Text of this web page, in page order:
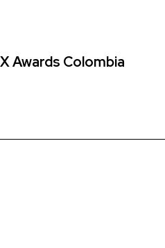
Awards Colombia